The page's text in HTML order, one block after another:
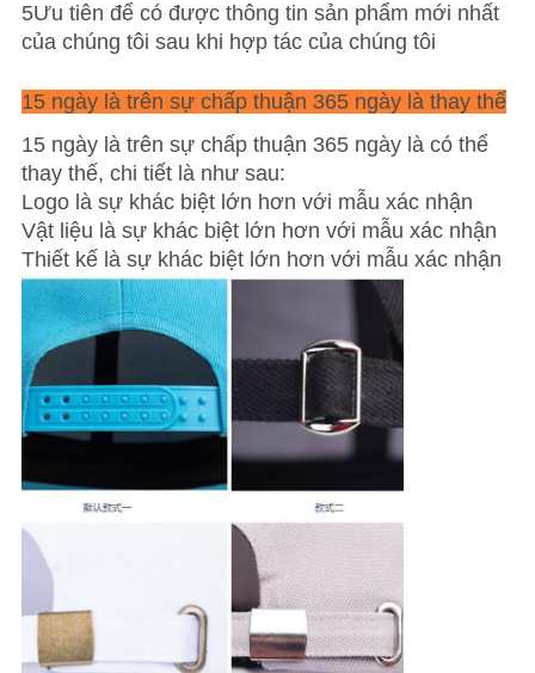
5Ưu tiên để có được thông tin sản phẩm mới nhất
của chúng tôi sau khi hợp tác của chúng tôi
15 ngày là trên sự chấp thuận 365 ngày là thay thế
15 ngày là trên sự chấp thuận 365 ngày là có thể
thay thế, chi tiết là như sau:
Logo là sự khác biệt lớn hơn với mẫu xác nhận
Vật liệu là sự khác biệt lớn hơn với mẫu xác nhận
Thiết kế là sự khác biệt lớn hơn với mẫu xác nhận